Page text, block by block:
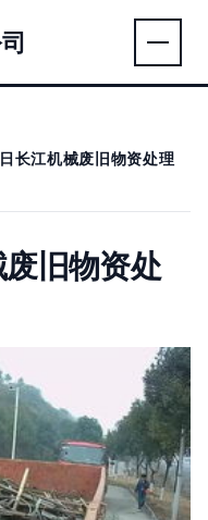
长江机械废旧物资处理
旧物资处